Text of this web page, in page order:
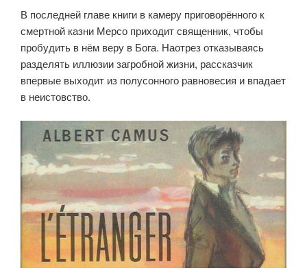
В последней главе книги в камеру приговорённого к
смертной казни Мерсо приходит священник, чтобы
пробудить в нём веру в Бога. Наотрез отказываясь
разделять иллюзии загробной жизни, рассказчик
впервые выходит из полусонного равновесия и впадает
в неистовство.